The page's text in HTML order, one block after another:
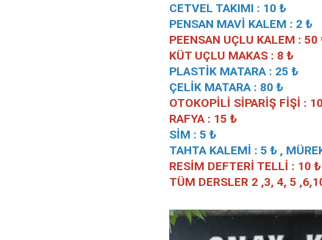
CETVEL TAKIMI : 10 ₺
PENSAN MAVİ KALEM : 2 ₺
PEENSAN UÇLU KALEM : 50
KÜT UÇLU MAKAS : 8 ₺
PLASTİK MATARA : 25 ₺
ÇELİK MATARA : 80 ₺
OTOKOPİLİ SİPARİŞ FİŞİ :
RAFYA : 15 ₺
SİM : 5 ₺
TAHTA KALEMİ : 5 ₺ ,
RESİM DEFTERİ TELLİ : 10 ₺
TÜM DERSLER 2 ,3, 4, 5